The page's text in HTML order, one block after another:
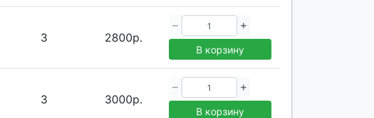
3 2800р.
В корзину
3 3000р.
В корзину